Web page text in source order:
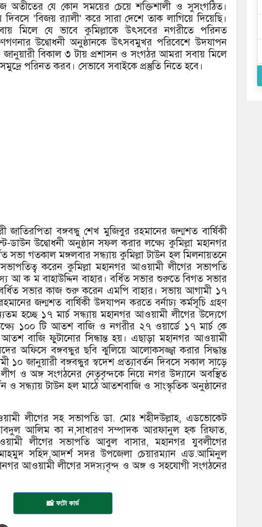
অতীতের যে কোন সময়ের চেয়ে শক্তিশালী ও সুসংগঠিত।
‘বিজয় র‌্যালী’ করে সারা দেশে তাক লাগিয়ে দিয়েছি।
মিলে যে ভাবে কুমিল্লাকে উৎসবের নগরীতে পরিনত
উদ্বোধনী অনুষ্ঠানকে উৎসবমুখর পরিবেশে উদযাপন
জানুয়ারী বিকাল ৩ টায় প্রশাসন ও সংগঠর আমরা সবায় মিলে
পরিনত করব। সেভাবে সবাইকে প্রস্তুতি নিতে হবে।
জাতিরপিতা বঙ্গবন্ধু শেখ মুজিবুর রহমানের জন্মশত বার্ষিকী
ডাউন উদ্বোধনী অনুষ্ঠান সফল করার লক্ষ্যে কুমিল্লা মহানগর
সভা গতকাল মঙ্গলবার সন্ধ্যায় কুমিল্লা টাউন হল মিলনায়তনে
করেন কুমিল্লা মহানগর আওয়ামী লীগের সভাপতি
আ ক ম বাহাউদ্দিন বাহার। বর্ধিত সভার শুরুতে বিগত সভার
সভার কাজ শুরু করেন এমপি বাহার। সভায় আগামী ১৭
জন্মশত বার্ষিকী উদযাপন করতে বর্নাঢ্য কর্মসূচি গ্রহণ
হচ্ছে ১৭ মার্চ সন্ধ্যায় মহানগর আওয়ামী লীগের উদ্যেগে
১০০ টি আতশ বাজি ও নগরীর ২৭ ওয়ার্ডে ১৭ মার্চ কে
বাজি ফুটানোর সিন্ধান্ত হয়। এছাড়া মহানগর আওয়ামী
অফিসে বঙ্গবন্ধুর ছবি ঝুলিয়ে আলোকসজ্জ্বা করার সিদ্ধান্ত
১০ জানুয়ারী বঙ্গবন্ধুর স্বদেশ প্রত্যাবর্তন দিবসে সকাল সাড়ে
ও অঙ্গ সংগঠনের নেতৃবৃন্দকে নিয়ে নগর উদ্যানে অবস্থিত
ও সন্ধ্যায় টাউন হল মাঠে আতশবাজি ও সাংস্কৃতিক অনুষ্ঠানের
লীগের সহ সভাপতি ডা. মোঃ শহীদউল্লাহ, এডভোকেট
আলিম কা ন,সাধারণ সম্পাদক আরফানুল হক রিফাত,
লীগের সভাপতি আবুল বাসার, মহানগর যুবলীগের
সহিদ,আদর্শ সদর উপজেলা চেয়ারম্যান এড.আমিনুল
আওয়ামী লীগের সদস্যবৃন্দ ও অঙ্গ ও সহযোগী সংগঠনের
📸 ফটো কার্ড